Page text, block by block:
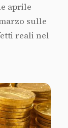
aprile
sulle
reali nel